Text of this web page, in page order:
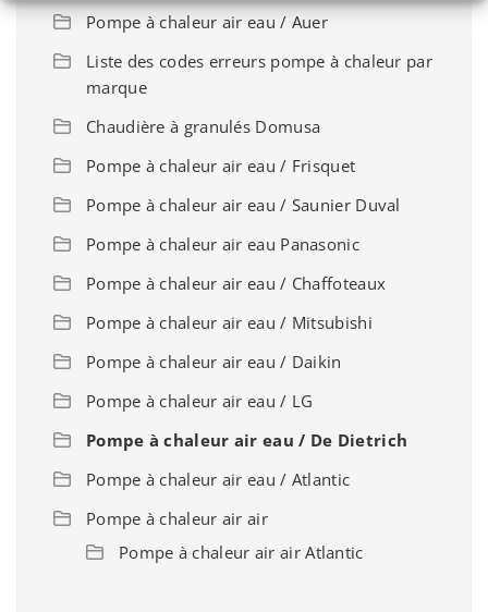
Pompe à chaleur air eau / Auer
Liste des codes erreurs pompe à chaleur par
marque
Chaudière à granulés Domusa
Pompe à chaleur air eau / Frisquet
Pompe à chaleur air eau / Saunier Duval
Pompe à chaleur air eau Panasonic
Pompe à chaleur air eau / Chaffoteaux
Pompe à chaleur air eau / Mitsubishi
Pompe à chaleur air eau / Daikin
Pompe à chaleur air eau / LG
Pompe à chaleur air eau / De Dietrich
Pompe à chaleur air eau / Atlantic
Pompe à chaleur air air
Pompe à chaleur air air Atlantic